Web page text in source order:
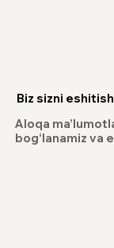
Biz sizni
Aloqa
bog‘lanamiz va